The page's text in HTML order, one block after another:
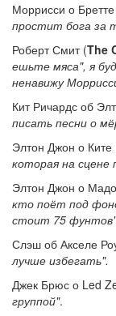
Моррисси о
простит бога за
Роберт Смит (The
ешьте мяса", я
ненавижу
Кит Ричардс об
писать песни о
Элтон Джон о Ките
которая на
Элтон Джон о
кто поёт под
стоит 75 фунтов"
Слэш об Акселе
лучше избегать".
Джек Брюс о Led
группой".